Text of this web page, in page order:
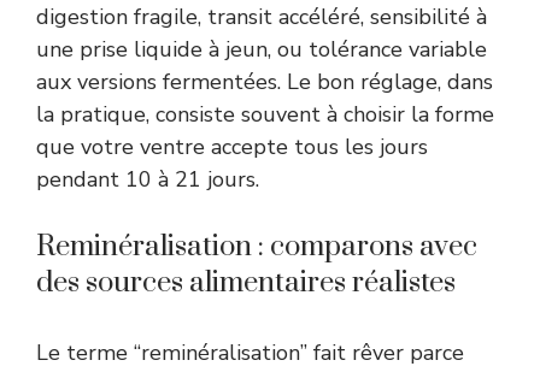
digestion fragile, transit accéléré, sensibilité à
une prise liquide à jeun, ou tolérance variable
aux versions fermentées. Le bon réglage, dans
la pratique, consiste souvent à choisir la forme
que votre ventre accepte tous les jours
pendant 10 à 21 jours.
Reminéralisation : comparons avec
des sources alimentaires réalistes
Le terme “reminéralisation” fait rêver parce